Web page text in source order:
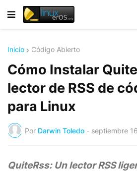
Inicio Código Abierto
Cómo Instalar
lector de RSS de
para Linux
Por Darwin Toledo - septiembre
QuiteRss: Un lector RSS